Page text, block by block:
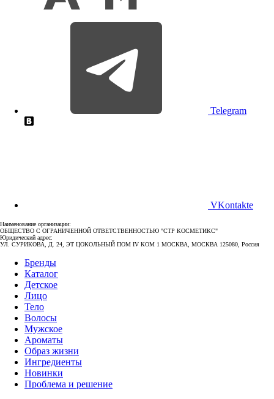
Telegram
VKontakte
Наименование организации:
ОБЩЕСТВО С ОГРАНИЧЕННОЙ ОТВЕТСТВЕННОСТЬЮ "СТР КОСМЕТИКС"
Юридический адрес:
УЛ. СУРИКОВА, Д. 24, ЭТ ЦОКОЛЬНЫЙ ПОМ IV КОМ 1 МОСКВА, МОСКВА 125080, Россия
Бренды
Каталог
Детское
Лицо
Тело
Волосы
Мужское
Ароматы
Образ жизни
Ингредиенты
Новинки
Проблема и решение